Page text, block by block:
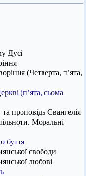
Дусі
(Четверта, п’ята,
(п’ята, сьома,
проповідь Євангелія
Моральні
буття
свободи
любові